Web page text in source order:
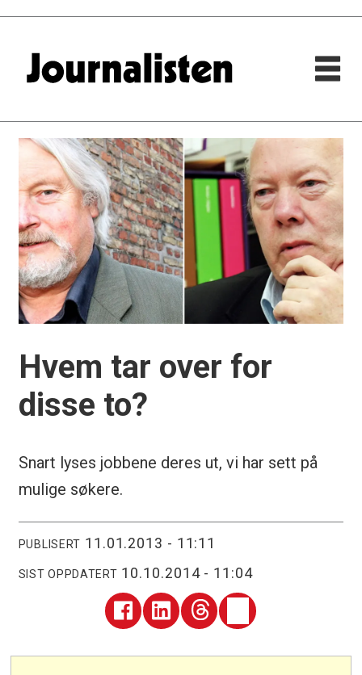
Hvem tar over for
disse to?
Snart lyses jobbene deres ut, vi har sett på
mulige søkere.
PUBLISERT 11.01.2013 - 11:11
SIST OPPDATERT 10.10.2014 - 11:04